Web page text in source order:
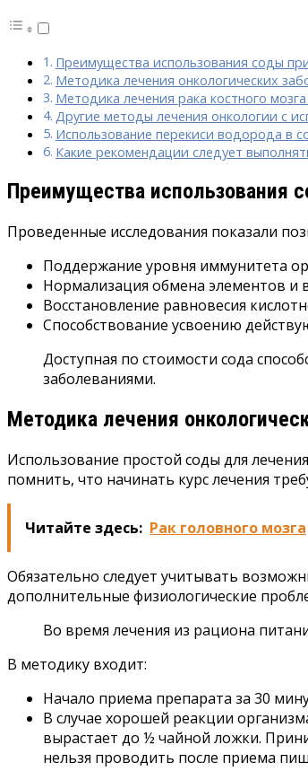
Преимущества использования соды
Методика лечения онкологических
Методика лечения рака костного
Другие методы лечения онкологии с
Использование перекиси водорода в
Какие рекомендации следует
Преимущества использования
Проведенные исследования показали
Поддержание уровня иммунитета
Нормализация обмена элементов и
Восстановление равновесия
Способствование усвоению
Доступная по стоимости сода
заболеваниями.
Методика лечения
Использование простой соды для
помнить, что начинать курс лечения
Читайте здесь: Рак головного мозга
Обязательно следует учитывать
дополнительные физиологические
Во время лечения из рациона
В методику входит:
Начало приема препарата за 30
В случае хорошей реакции
вырастает до ½ чайной ложки.
нельзя проводить после приема